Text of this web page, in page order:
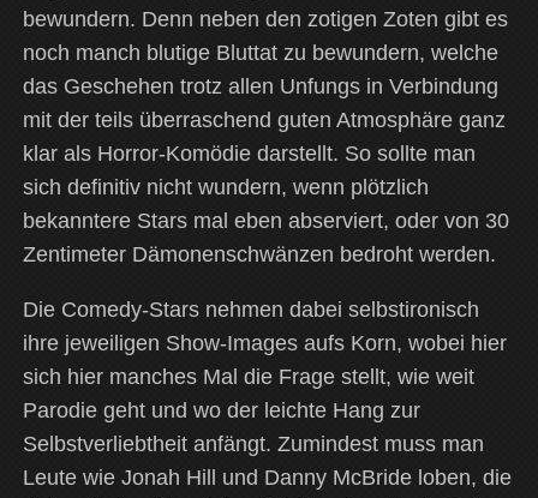
bewundern. Denn neben den zotigen Zoten gibt es
noch manch blutige Bluttat zu bewundern, welche
das Geschehen trotz allen Unfungs in Verbindung
mit der teils überraschend guten Atmosphäre ganz
klar als Horror-Komödie darstellt. So sollte man
sich definitiv nicht wundern, wenn plötzlich
bekanntere Stars mal eben abserviert, oder von 30
Zentimeter Dämonenschwänzen bedroht werden.
Die Comedy-Stars nehmen dabei selbstironisch
ihre jeweiligen Show-Images aufs Korn, wobei hier
sich hier manches Mal die Frage stellt, wie weit
Parodie geht und wo der leichte Hang zur
Selbstverliebtheit anfängt. Zumindest muss man
Leute wie Jonah Hill und Danny McBride loben, die